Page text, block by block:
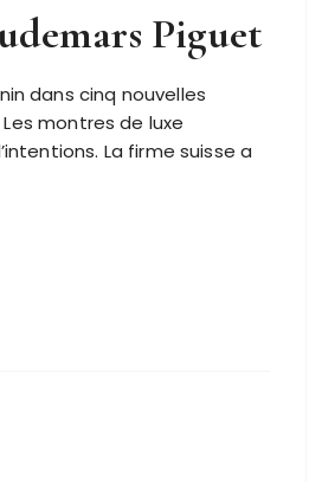
Piguet
dans cinq nouvelles
montres de luxe
La firme suisse a